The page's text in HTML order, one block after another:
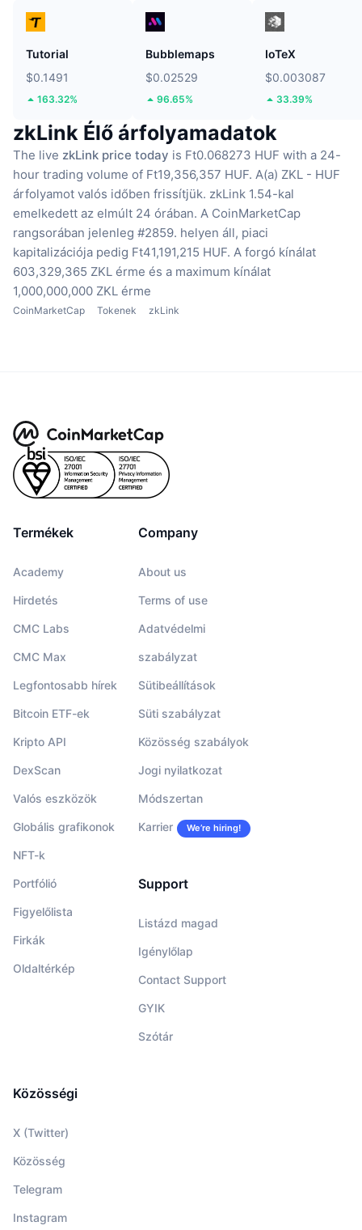
Tutorial
$0.1491
163.32%
Bubblemaps
$0.02529
96.65%
IoTeX
$0.003087
33.39%
zkLink Élő árfolyamadatok
The live zkLink price today is Ft0.068273 HUF with a 24-
hour trading volume of Ft19,356,357 HUF. A(a) ZKL - HUF
árfolyamot valós időben frissítjük. zkLink 1.54-kal
emelkedett az elmúlt 24 órában. A CoinMarketCap
rangsorában jelenleg #2859. helyen áll, piaci
kapitalizációja pedig Ft41,191,215 HUF. A forgó kínálat
603,329,365 ZKL érme és a maximum kínálat
1,000,000,000 ZKL érme
CoinMarketCap Tokenek zkLink
Termékek
Academy
Hirdetés
CMC Labs
CMC Max
Legfontosabb hírek
Bitcoin ETF-ek
Kripto API
DexScan
Valós eszközök
Globális grafikonok
NFT-k
Portfólió
Figyelőlista
Firkák
Oldaltérkép
Company
About us
Terms of use
Adatvédelmi
szabályzat
Sütibeállítások
Süti szabályzat
Közösség szabályok
Jogi nyilatkozat
Módszertan
Karrier We’re hiring!
Support
Listázd magad
Igénylőlap
Contact Support
GYIK
Szótár
Közösségi
X (Twitter)
Közösség
Telegram
Instagram